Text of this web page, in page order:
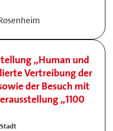
„Human und
Vertreibung der
der Besuch mit
„1100